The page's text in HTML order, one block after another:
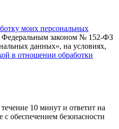
моих персональных
Федеральным законом № 152-ФЗ
данных», на условиях,
в отношении обработки
10 минут и ответит на
обеспечением безопасности